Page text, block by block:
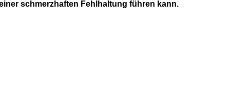
schmerzhaften Fehlhaltung führen kann.